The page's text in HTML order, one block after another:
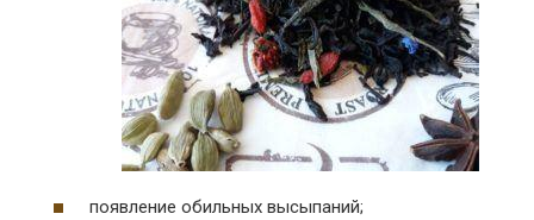
появление обильных высыпаний;